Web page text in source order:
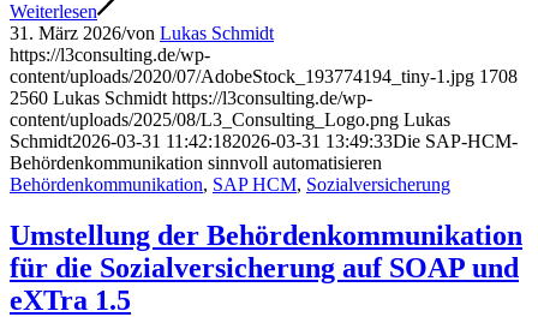
Weiterlesen
31. März 2026/von Lukas Schmidt
https://l3consulting.de/wp-
content/uploads/2020/07/AdobeStock_193774194_tiny-1.jpg 1708
2560 Lukas Schmidt https://l3consulting.de/wp-
content/uploads/2025/08/L3_Consulting_Logo.png Lukas
Schmidt2026-03-31 11:42:182026-03-31 13:49:33Die SAP-HCM-
Behördenkommunikation sinnvoll automatisieren
Behördenkommunikation, SAP HCM, Sozialversicherung
Umstellung der Behördenkommunikation
für die Sozialversicherung auf SOAP und
eXTra 1.5